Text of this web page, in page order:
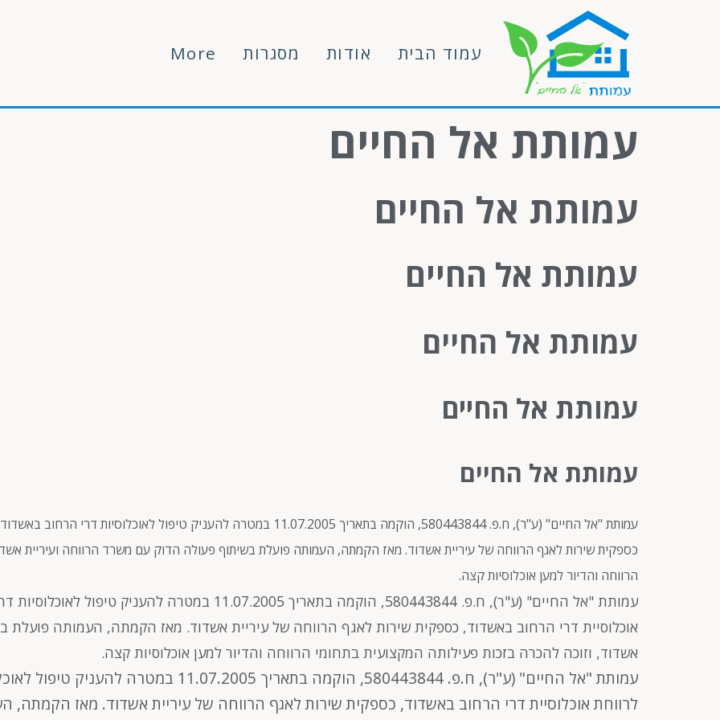
עמוד הבית אודות מסגרות More
עמותת אל החיים
עמותת אל החיים
עמותת אל החיים
עמותת אל החיים
עמותת אל החיים
עמותת אל החיים
עמותת "אל החיים" (ע"ר), ח.פ. 580443844, הוקמה בתאריך 11.07.2005 במטרה להעניק
כספקית שירות לאגף הרווחה של עיריית אשדוד. מאז הקמתה, העמותה פועלת בשיתוף פעולה הדוק עם משרד הרווחה ועיריית
הרווחה והדיור למען אוכלוסיות קצה.
עמותת "אל החיים" (ע"ר), ח.פ. 580443844, הוקמה בתאריך
אוכלוסיית דרי הרחוב באשדוד, כספקית שירות לאגף הרווחה של עיריית אשדוד. מאז הקמתה, העמותה פועלת
אשדוד, וזוכה להכרה בזכות פעילותה המקצועית בתחומי הרווחה והדיור למען אוכלוסיות קצה.
עמותת "אל החיים" (ע"ר), ח.פ. 580443844, הוקמה
לרווחת אוכלוסיית דרי הרחוב באשדוד, כספקית שירות לאגף הרווחה של עיריית אשדוד. מאז